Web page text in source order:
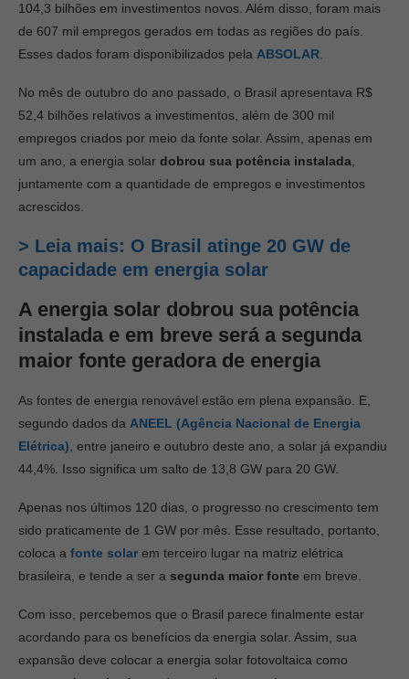
104,3 bilhões em investimentos novos. Além disso, foram mais
de 607 mil empregos gerados em todas as regiões do país.
Esses dados foram disponibilizados pela ABSOLAR
No mês de outubro do ano passado, o Brasil apresentava R$
52,4 bilhões relativos a investimentos, além de 300 mil
empregos criados por meio da fonte solar. Assim, apenas em
um ano, a energia solar dobrou sua potência instalada
juntamente com a quantidade de empregos e investimentos
acrescidos.
> Leia mais: O Brasil atinge 20 GW de
capacidade em energia solar
A energia solar dobrou sua potência
instalada e em breve será a segunda
maior fonte geradora de energia
As fontes de energia renovável estão em plena expansão. E,
segundo dados da ANEEL (Agência Nacional de Energia
Elétrica) , entre janeiro e outubro deste ano, a solar já expandiu
44,4%. Isso significa um salto de 13,8 GW para 20 GW.
Apenas nos últimos 120 dias, o progresso no crescimento tem
sido praticamente de 1 GW por mês. Esse resultado, portanto,
coloca a fonte solar em terceiro lugar na matriz elétrica
brasileira, e tende a ser a segunda maior fonte em breve.
Com isso, percebemos que o Brasil parece finalmente estar
acordando para os benefícios da energia solar. Assim, sua
expansão deve colocar a energia solar fotovoltaica como